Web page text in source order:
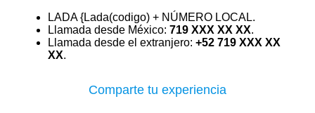
LADA {Lada(codigo) + NÚMERO LOCAL.
Llamada desde México: 719 XXX XX XX.
Llamada desde el extranjero: +52 719 XXX XX
XX.
Comparte tu experiencia